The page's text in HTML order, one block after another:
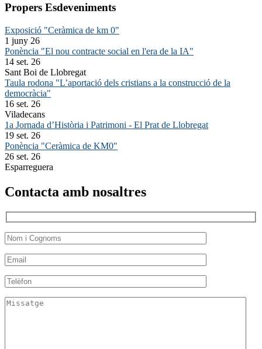
Propers Esdeveniments
Exposició "Ceràmica de km 0"
1 juny 26
Ponència "El nou contracte social en l'era de la IA"
14 set. 26
Sant Boi de Llobregat
Taula rodona "L’aportació dels cristians a la construcció de la
democràcia"
16 set. 26
Viladecans
1a Jornada d’Història i Patrimoni - El Prat de Llobregat
19 set. 26
Ponència "Ceràmica de KM0"
26 set. 26
Esparreguera
Contacta amb nosaltres